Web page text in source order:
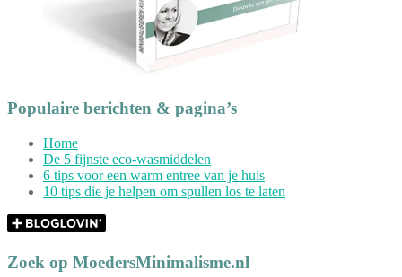
Populaire berichten & pagina’s
Home
De 5 fijnste eco-wasmiddelen
6 tips voor een warm entree van je huis
10 tips die je helpen om spullen los te laten
Zoek op MoedersMinimalisme.nl